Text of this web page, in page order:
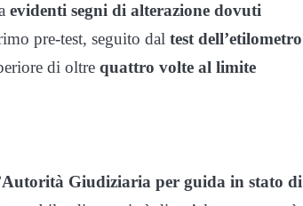
evidenti segni di alterazione dovuti
pre-test, seguito dal test dell’etilometro
di oltre quattro volte al limite
Giudiziaria per guida in stato di